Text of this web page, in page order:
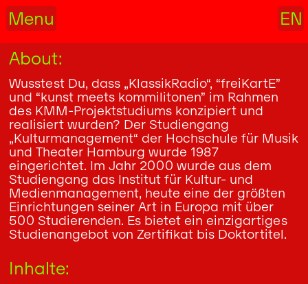
Menu EN
About:
Wusstest Du, dass „KlassikRadio“, “freiKartE”
und “kunst meets kommilitonen” im Rahmen
des KMM-Projektstudiums konzipiert und
realisiert wurden? Der Studiengang
„Kulturmanagement“ der Hochschule für Musik
und Theater Hamburg wurde 1987
eingerichtet. Im Jahr 2000 wurde aus dem
Studiengang das Institut für Kultur- und
Medienmanagement, heute eine der größten
Einrichtungen seiner Art in Europa mit über
500 Studierenden. Es bietet ein einzigartiges
Studienangebot von Zertifikat bis Doktortitel.
Inhalte: